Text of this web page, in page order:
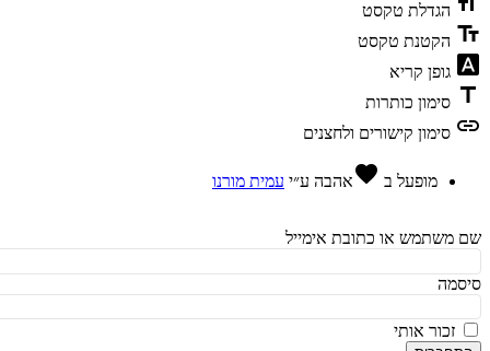
הגדלת טקסט
הקטנת טקסט
גופן קריא
סימון כותרות
סימון קישורים ולחצנים
מופעל בfavorite אהבהע״י עמית מורנו
או כתובת אימייל
זכור אותי